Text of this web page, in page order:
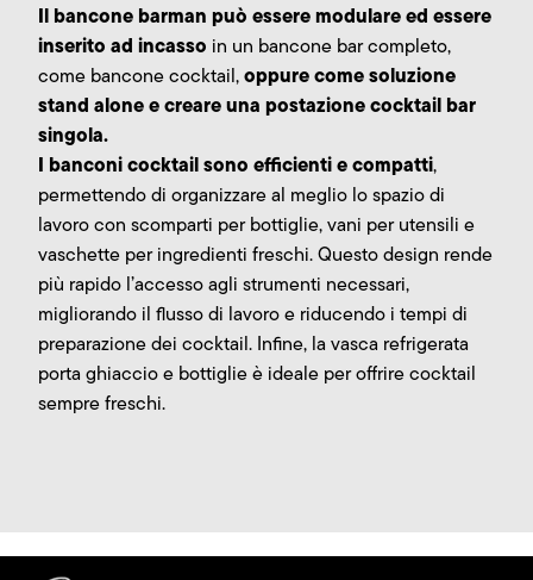
Il bancone barman può essere modulare ed essere
inserito ad incasso in un bancone bar completo,
come bancone cocktail,oppure come soluzione
stand alone e creare una postazione cocktail bar
singola.
I banconi cocktail sono efficienti e compatti,
permettendo di organizzare al meglio lo spazio di
lavoro con scomparti per bottiglie, vani per utensili e
vaschette per ingredienti freschi. Questo design rende
più rapido l’accesso agli strumenti necessari,
migliorando il flusso di lavoro e riducendo i tempi di
preparazione dei cocktail. Infine, la vasca refrigerata
porta ghiaccio e bottiglie è ideale per offrire cocktail
sempre freschi.